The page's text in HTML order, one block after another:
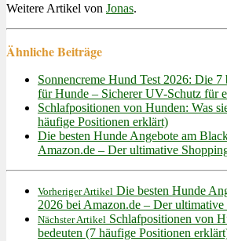
Weitere Artikel von Jonas.
Ähnliche Beiträge
Sonnencreme Hund Test 2026: Die 7
für Hunde – Sicherer UV-Schutz für
Schlafpositionen von Hunden: Was
häufige Positionen erklärt)
Die besten Hunde Angebote am
Amazon.de – Der ultimative
Vorheriger Artikel Die besten Hunde
2026 bei Amazon.de – Der
Nächster Artikel Schlafpositionen von
bedeuten (7 häufige Positionen